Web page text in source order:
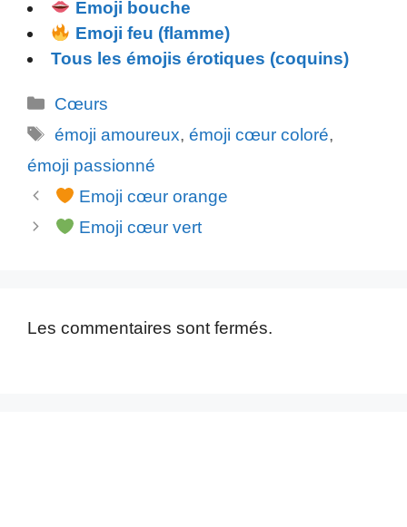
Emoji bouche
Emoji feu (flamme)
Tous les émojis érotiques (coquins)
Catégories
Cœurs
Étiquettes
émoji amoureux,émoji cœur coloré,
émoji passionné
Emoji cœur orange
Emoji cœur vert
Les commentaires sont fermés.